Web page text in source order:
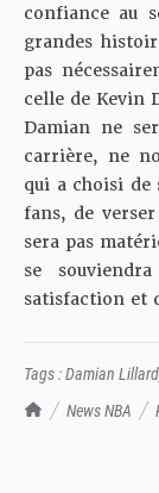
TrashTalk Actu
News NBA
confiance au
grandes
pas
celle de Kevin
Damian ne
carrière, ne
qui a choisi de
fans, de
sera pas
se
satisfaction et
Tags :Damian Lillard